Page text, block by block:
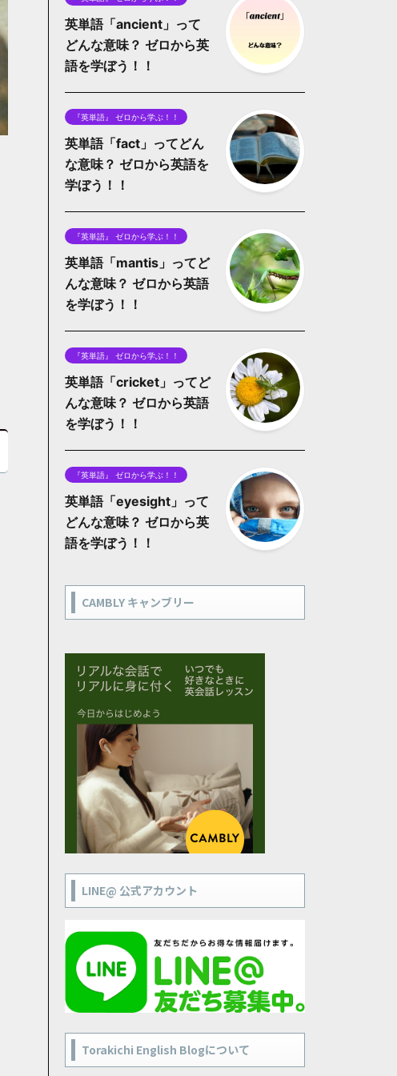
英単語「ancient」って
どんな意味？ ゼロから英
語を学ぼう！！
『英単語』 ゼロから学ぶ！！
英単語「fact」ってどん
な意味？ ゼロから英語を
学ぼう！！
『英単語』 ゼロから学ぶ！！
英単語「mantis」ってど
んな意味？ ゼロから英語
を学ぼう！！
『英単語』 ゼロから学ぶ！！
英単語「cricket」ってど
んな意味？ ゼロから英語
を学ぼう！！
『英単語』 ゼロから学ぶ！！
英単語「eyesight」って
どんな意味？ ゼロから英
語を学ぼう！！
CAMBLY キャンブリー
LINE@ 公式アカウント
Torakichi English Blogについて